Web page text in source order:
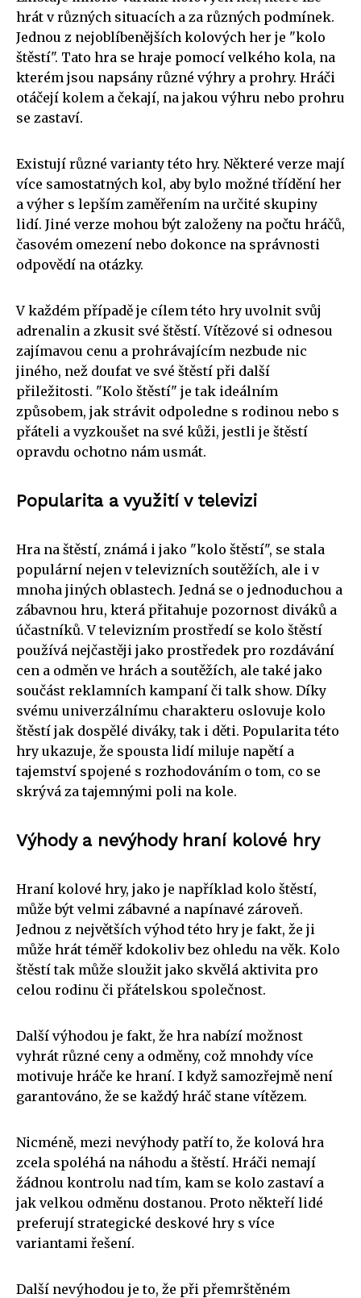
hrát v různých situacích a za různých podmínek.
Jednou z nejoblíbenějších kolových her je "kolo
štěstí". Tato hra se hraje pomocí velkého kola, na
kterém jsou napsány různé výhry a prohry. Hráči
otáčejí kolem a čekají, na jakou výhru nebo prohru
se zastaví.
Existují různé varianty této hry. Některé verze mají
více samostatných kol, aby bylo možné třídění her
a výher s lepším zaměřením na určité skupiny
lidí. Jiné verze mohou být založeny na počtu hráčů,
časovém omezení nebo dokonce na správnosti
odpovědí na otázky.
V každém případě je cílem této hry uvolnit svůj
adrenalin a zkusit své štěstí. Vítězové si odnesou
zajímavou cenu a prohrávajícím nezbude nic
jiného, než doufat ve své štěstí při další
přiležitosti. "Kolo štěstí" je tak ideálním
způsobem, jak strávit odpoledne s rodinou nebo s
přáteli a vyzkoušet na své kůži, jestli je štěstí
opravdu ochotno nám usmát.
Popularita a využití v televizi
Hra na štěstí, známá i jako "kolo štěstí", se stala
populární nejen v televizních soutěžích, ale i v
mnoha jiných oblastech. Jedná se o jednoduchou a
zábavnou hru, která přitahuje pozornost diváků a
účastníků. V televizním prostředí se kolo štěstí
používá nejčastěji jako prostředek pro rozdávání
cen a odměn ve hrách a soutěžích, ale také jako
součást reklamních kampaní či talk show. Díky
svému univerzálnímu charakteru oslovuje kolo
štěstí jak dospělé diváky, tak i děti. Popularita této
hry ukazuje, že spousta lidí miluje napětí a
tajemství spojené s rozhodováním o tom, co se
skrývá za tajemnými poli na kole.
Výhody a nevýhody hraní kolové hry
Hraní kolové hry, jako je například kolo štěstí,
může být velmi zábavné a napínavé zároveň.
Jednou z největších výhod této hry je fakt, že ji
může hrát téměř kdokoliv bez ohledu na věk. Kolo
štěstí tak může sloužit jako skvělá aktivita pro
celou rodinu či přátelskou společnost.
Další výhodou je fakt, že hra nabízí možnost
vyhrát různé ceny a odměny, což mnohdy více
motivuje hráče ke hraní. I když samozřejmě není
garantováno, že se každý hráč stane vítězem.
Nicméně, mezi nevýhody patří to, že kolová hra
zcela spoléhá na náhodu a štěstí. Hráči nemají
žádnou kontrolu nad tím, kam se kolo zastaví a
jak velkou odměnu dostanou. Proto někteří lidé
preferují strategické deskové hry s více
variantami řešení.
Další nevýhodou je to, že při přemrštěném